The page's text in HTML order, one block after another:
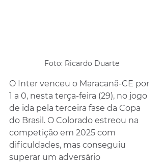
Foto: Ricardo Duarte
O Inter venceu o Maracanã-CE por
1 a 0, nesta terça-feira (29), no jogo
de ida pela terceira fase da Copa
do Brasil. O Colorado estreou na
competição em 2025 com
dificuldades, mas conseguiu
superar um adversário